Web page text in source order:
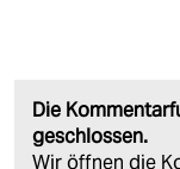
Die
geschlossen.
Wir öffnen die